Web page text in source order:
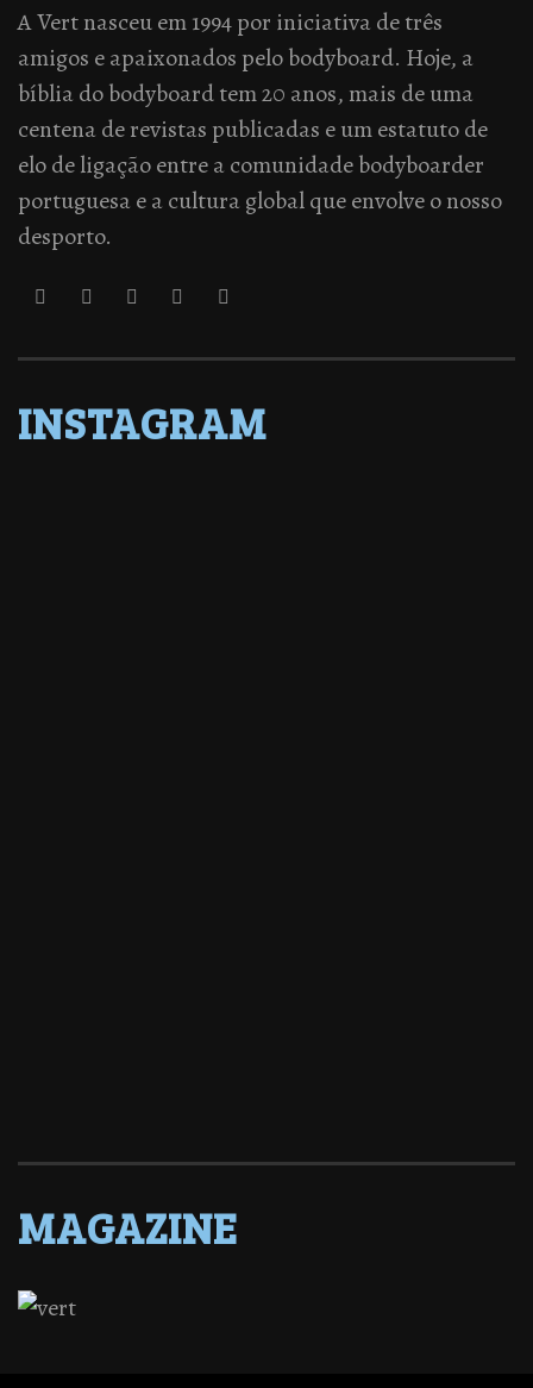
A Vert nasceu em 1994 por iniciativa de três
amigos e apaixonados pelo bodyboard. Hoje, a
bíblia do bodyboard tem 20 anos, mais de uma
centena de revistas publicadas e um estatuto de
elo de ligação entre a comunidade bodyboarder
portuguesa e a cultura global que envolve o nosso
desporto.
INSTAGRAM
MAGAZINE